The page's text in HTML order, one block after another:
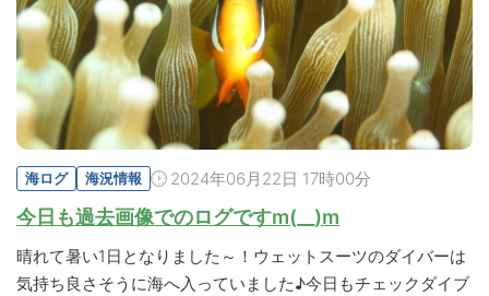
海ログ 海況情報 2024年06月22日 17時00分
今日も過去画像でのログですm(__)m
晴れて暑い1日となりました～！ウェットスーツのダイバーは
気持ち良さそうに海へ入っていました♪今日もチェックダイブ